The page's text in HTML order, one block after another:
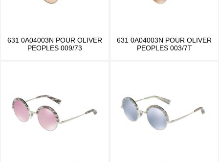
631 0A04003N POUR OLIVER
PEOPLES 009/73
631 0A04003N POUR OLIVER
PEOPLES 003/7T